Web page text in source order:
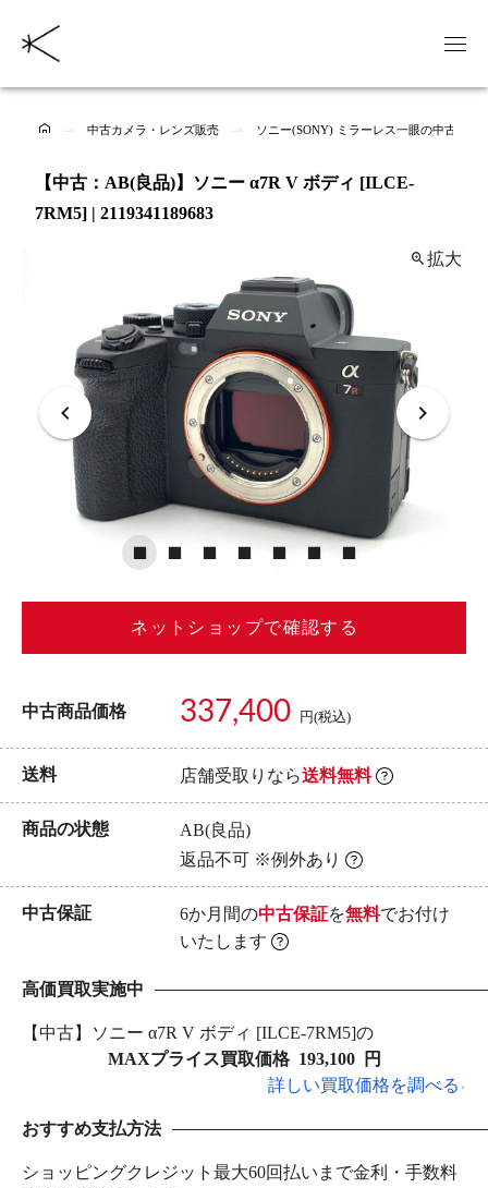
中古カメラ・レンズ販売 ソニー(SONY) ミラーレス一眼の中古商品
【中古：AB(良品)】ソニー α7R V ボディ [ILCE-
7RM5] | 2119341189683
拡大
ネットショップで確認する
中古商品価格 337,400 円(税込)
送料 店舗受取りなら送料無料
商品の状態
AB(良品)
返品不可 ※例外あり
中古保証 6か月間の中古保証を無料でお付け
いたします
高価買取実施中
【中古】ソニー α7R V ボディ [ILCE-7RM5]の
MAXプライス買取価格 193,100
円
詳しい買取価格を調べる
おすすめ支払方法
ショッピングクレジット最大60回払いまで金利・手数料